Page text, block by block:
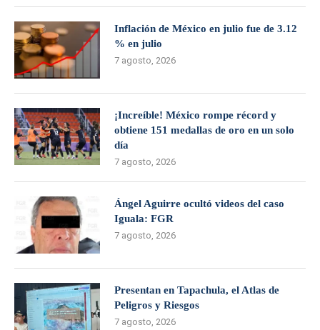
Inflación de México en julio fue de 3.12
% en julio
7 agosto, 2026
¡Increíble! México rompe récord y
obtiene 151 medallas de oro en un solo
día
7 agosto, 2026
Ángel Aguirre ocultó videos del caso
Iguala: FGR
7 agosto, 2026
Presentan en Tapachula, el Atlas de
Peligros y Riesgos
7 agosto, 2026